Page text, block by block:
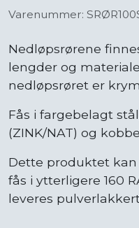
Varenummer:
Nedløpsrørene
lengder og
nedløpsrøret er
Fås i fargebelagt
(ZINK/NAT) og
Dette produktet
fås i ytterligere 160
leveres